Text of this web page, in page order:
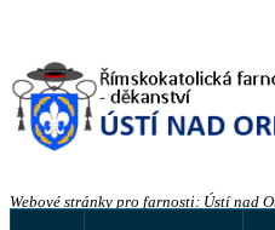
Webové stránky pro farnosti: Ústí nad